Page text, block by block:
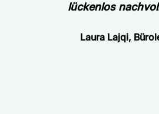
lückenlos
Laura Lajqi,